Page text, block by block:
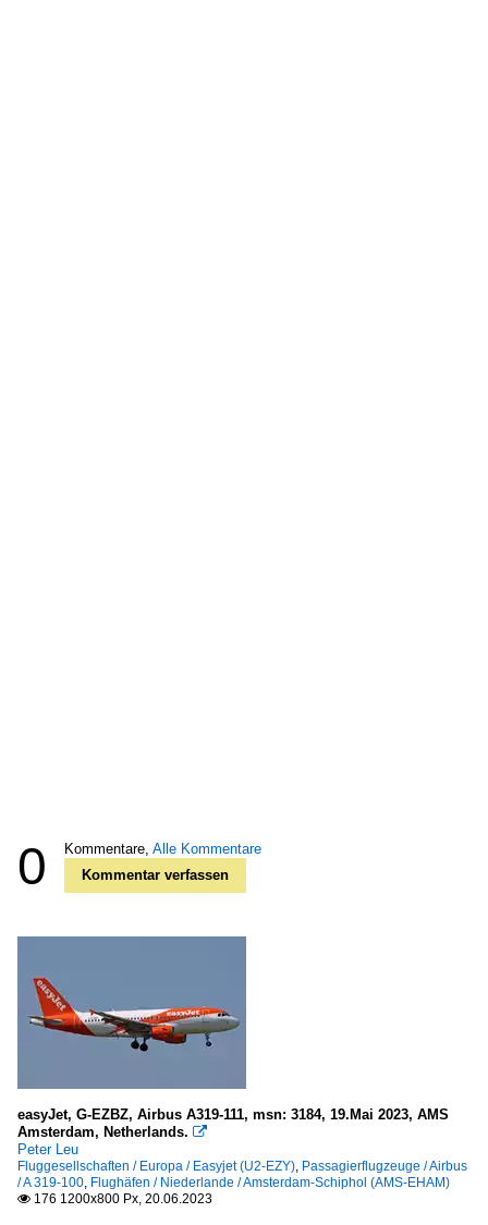
0 Kommentare, Alle Kommentare
Kommentar verfassen
easyJet, G-EZBZ, Airbus A319-111, msn: 3184, 19.Mai 2023, AMS
Amsterdam, Netherlands. 
Peter Leu
Fluggesellschaften / Europa / Easyjet (U2-EZY), Passagierflugzeuge / Airbus
/ A 319-100, Flughäfen / Niederlande / Amsterdam-Schiphol (AMS-EHAM)
 176 1200x800 Px, 20.06.2023